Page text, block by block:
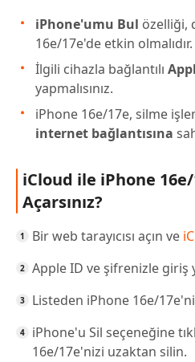
iPhone'umu Bul özelliği,
16e/17e'de etkin olmalıdır.
İlgili cihazla bağlantılı
yapmalısınız.
iPhone 16e/17e, silme
internet bağlantısına
iCloud ile iPhone
Açarsınız?
Bir web tarayıcısı açın ve
Apple ID ve şifrenizle giriş
Listeden iPhone 16e/
iPhone'u Sil seçeneğine
16e/17e'nizi uzaktan silin.